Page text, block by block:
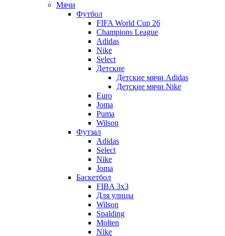
Мячи
Футбол
FIFA World Cup 26
Champions League
Adidas
Nike
Select
Детские
Детские мячи Adidas
Детские мячи Nike
Euro
Joma
Puma
Wilson
Футзал
Adidas
Select
Nike
Joma
Баскетбол
FIBA 3x3
Для улицы
Wilson
Spalding
Molten
Nike